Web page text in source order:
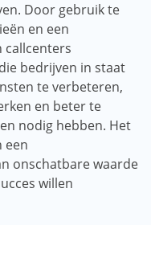
Door gebruik te
en een
callcenters
bedrijven in staat
te verbeteren,
en beter te
nodig hebben. Het
een
onschatbare waarde
willen